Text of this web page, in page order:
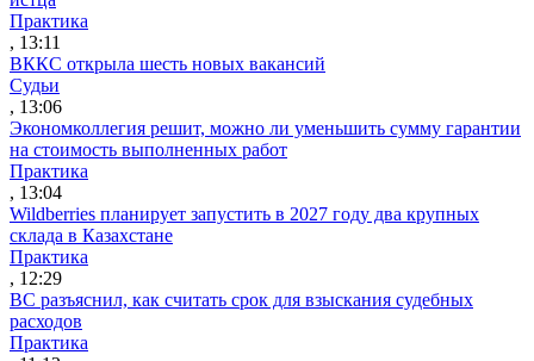
Практика
, 13:11
ВККС открыла шесть новых вакансий
Судьи
, 13:06
Экономколлегия решит, можно ли уменьшить сумму гарантии
на стоимость выполненных работ
Практика
, 13:04
Wildberries планирует запустить в 2027 году два крупных
склада в Казахстане
Практика
, 12:29
ВС разъяснил, как считать срок для взыскания судебных
расходов
Практика